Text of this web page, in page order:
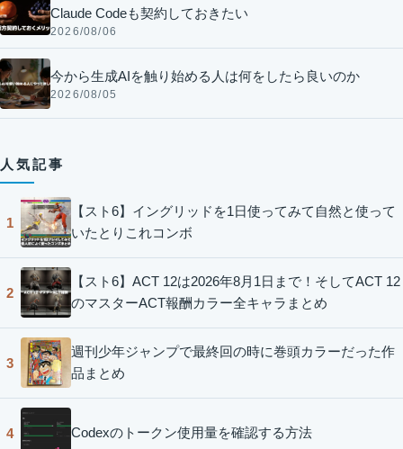
Claude Codeも契約しておきたい
2026/08/06
今から生成AIを触り始める人は何をしたら良いのか
2026/08/05
人気記事
1
【スト6】イングリッドを1日使ってみて自然と使って
いたとりこれコンボ
2
【スト6】ACT 12は2026年8月1日まで！そしてACT 12
のマスターACT報酬カラー全キャラまとめ
3
週刊少年ジャンプで最終回の時に巻頭カラーだった作
品まとめ
4 Codexのトークン使用量を確認する方法